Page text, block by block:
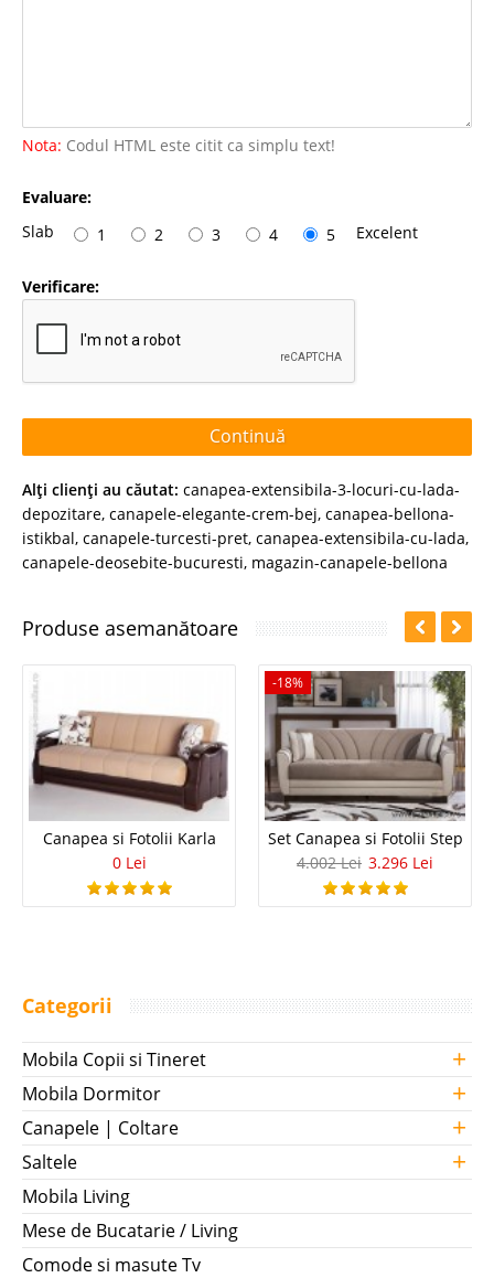
Nota: Codul HTML este citit ca simplu text!
Evaluare:
Slab
1 2 3 4 5 Excelent
Verificare:
Continuă
Alţi clienţi au căutat: canapea-extensibila-3-locuri-cu-lada-
depozitare, canapele-elegante-crem-bej, canapea-bellona-
istikbal, canapele-turcesti-pret, canapea-extensibila-cu-lada,
canapele-deosebite-bucuresti, magazin-canapele-bellona
Produse asemanătoare
Canapea si Fotolii Karla
0 Lei
-18%
Set Canapea si Fotolii Step
4.002 Lei 3.296 Lei
Categorii
Mobila Copii si Tineret +
Mobila Dormitor +
Canapele | Coltare +
Saltele +
Mobila Living
Mese de Bucatarie / Living
Comode si masute Tv